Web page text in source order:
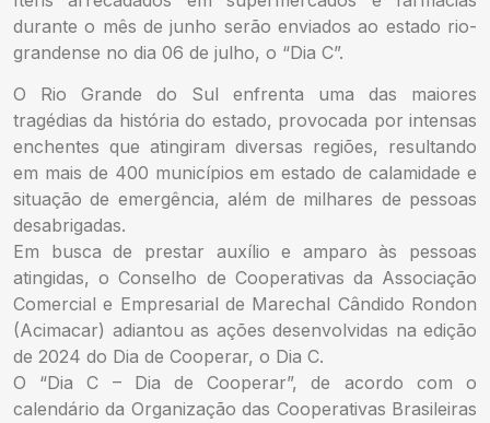
durante o mês de junho serão enviados ao estado rio-
grandense no dia 06 de julho, o “Dia C”.
O Rio Grande do Sul enfrenta uma das maiores
tragédias da história do estado, provocada por intensas
enchentes que atingiram diversas regiões, resultando
em mais de 400 municípios em estado de calamidade e
situação de emergência, além de milhares de pessoas
desabrigadas.
Em busca de prestar auxílio e amparo às pessoas
atingidas, o Conselho de Cooperativas da Associação
Comercial e Empresarial de Marechal Cândido Rondon
(Acimacar) adiantou as ações desenvolvidas na edição
de 2024 do Dia de Cooperar, o Dia C.
O “Dia C – Dia de Cooperar”, de acordo com o
calendário da Organização das Cooperativas Brasileiras